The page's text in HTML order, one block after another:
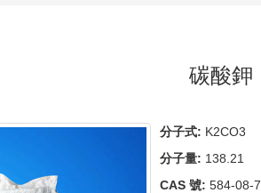
碳酸鉀
分子式: K2CO3
分子量: 138.21
CAS 號:584-08-7